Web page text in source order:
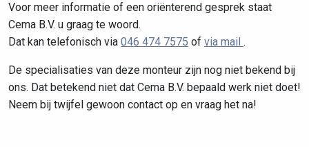
Voor meer informatie of een oriënterend gesprek staat
Cema B.V. u graag te woord.
Dat kan telefonisch via 046 474 7575 of via mail .
De specialisaties van deze monteur zijn nog niet bekend bij
ons. Dat betekend niet dat Cema B.V. bepaald werk niet doet!
Neem bij twijfel gewoon contact op en vraag het na!